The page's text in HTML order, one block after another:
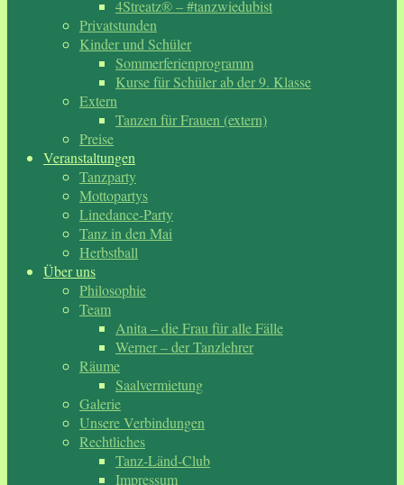
4Streatz® – #tanzwiedubist
Privatstunden
Kinder und Schüler
Sommerferienprogramm
Kurse für Schüler ab der 9. Klasse
Extern
Tanzen für Frauen (extern)
Preise
Veranstaltungen
Tanzparty
Mottopartys
Linedance-Party
Tanz in den Mai
Herbstball
Über uns
Philosophie
Team
Anita – die Frau für alle Fälle
Werner – der Tanzlehrer
Räume
Saalvermietung
Galerie
Unsere Verbindungen
Rechtliches
Tanz-Länd-Club
Impressum